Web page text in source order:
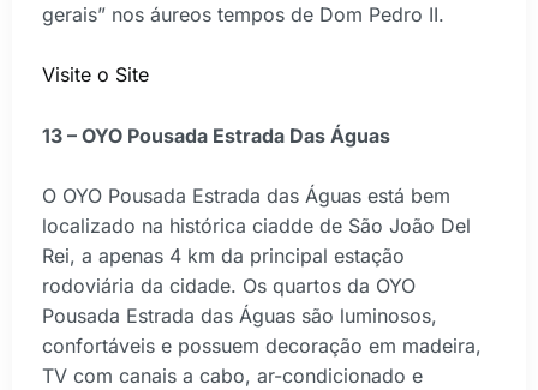
gerais” nos áureos tempos de Dom Pedro II.
Visite o Site
13 – OYO Pousada Estrada Das Águas
O OYO Pousada Estrada das Águas está bem
localizado na histórica ciadde de São João Del
Rei, a apenas 4 km da principal estação
rodoviária da cidade. Os quartos da OYO
Pousada Estrada das Águas são luminosos,
confortáveis e possuem decoração em madeira,
TV com canais a cabo, ar-condicionado e